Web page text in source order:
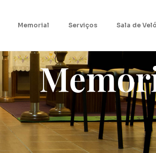
Memorial Serviços Sala de